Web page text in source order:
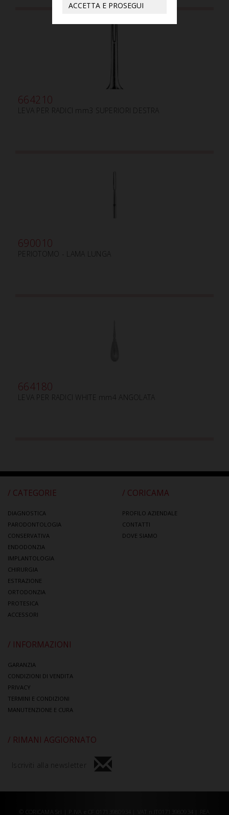
664210
LEVA PER RADICI mm3 SUPERIORI DESTRA
690010
PERIOTOMO - LAMA LUNGA
664180
LEVA PER RADICI WHITE mm4 ANGOLATA
/ CATEGORIE
DIAGNOSTICA
PARODONTOLOGIA
CONSERVATIVA
ENDODONZIA
IMPLANTOLOGIA
CHIRURGIA
ESTRAZIONE
ORTODONZIA
PROTESICA
ACCESSORI
/ CORICAMA
PROFILO AZIENDALE
CONTATTI
DOVE SIAMO
/ INFORMAZIONI
GARANZIA
CONDIZIONI DI VENDITA
PRIVACY
TERMINI E CONDIZIONI
MANUTENZIONE E CURA
/ RIMANI AGGIORNATO
Iscriviti alla newsletter
© CORICAMA Srl | P.IVA e CF 01713980934 | VAT n.IT01713980934 | REA
ACCETTA E PROSEGUI